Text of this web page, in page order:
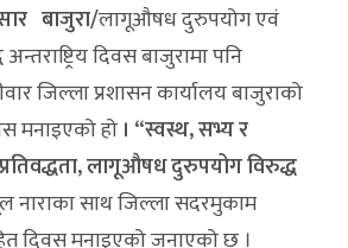
बाजुरा/लागूऔषध दुरुपयोग एवं
दिवस बाजुरामा पनि
जिल्ला प्रशासन कार्यालय बाजुराको
मनाइएको हो । “स्वस्थ, सभ्य र
लागूऔषध दुरुपयोग विरुद्ध
नाराका साथ जिल्ला सदरमुकाम
दिवस मनाइएको जनाएको छ ।